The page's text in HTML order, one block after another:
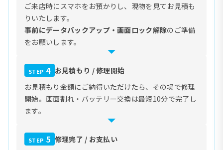
ご来店時にスマホをお預かりし、現物を見てお見積も
りいたします。
事前にデータバックアップ・画面ロック解除のご準備
をお願いします。
STEP 4 お見積もり / 修理開始
お見積もり金額にご納得いただけたら、その場で修理
開始。画面割れ・バッテリー交換は最短10分で完了し
ます。
STEP 5 修理完了 / お支払い